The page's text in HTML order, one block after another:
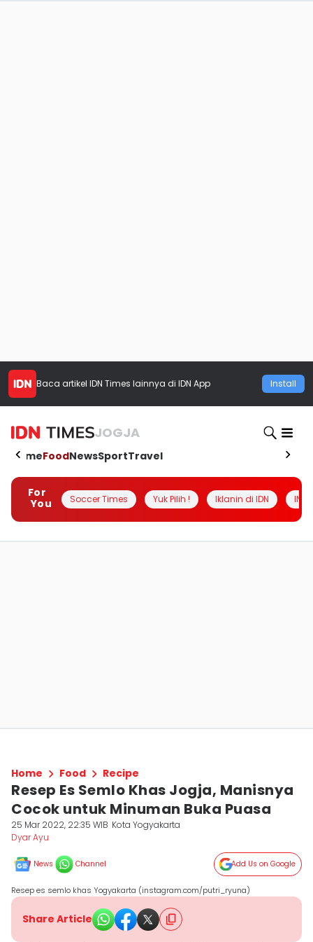
Baca artikel IDN Times lainnya di IDN App Install
JOGJA
HomeFoodNewsSportTravel
For
You
Soccer Times Yuk Pilih ! Iklanin di IDN
Home Food Recipe
Resep Es Semlo Khas Jogja, Manisnya
Cocok untuk Minuman Buka Puasa
25 Mar 2022, 22:35 WIB Kota Yogyakarta
Dyar Ayu
News Channel Add Us on Google
Resep es semlo khas Yogyakarta (instagram.com/putri_ryuna)
Share Article